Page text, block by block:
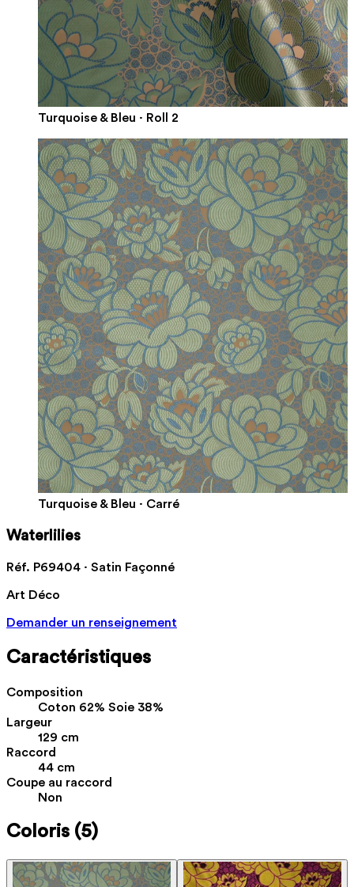
Turquoise & Bleu · Roll 2
Turquoise & Bleu · Carré
Waterlilies
Réf. P69404 · Satin Façonné
Art Déco
Demander un renseignement
Caractéristiques
Composition
Coton 62% Soie 38%
Largeur
129 cm
Raccord
44 cm
Coupe au raccord
Non
Coloris (5)